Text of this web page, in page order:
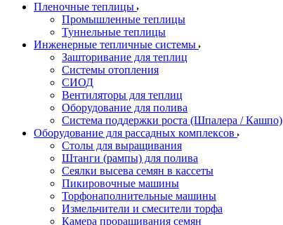
Пленочные теплицы
Промышленные теплицы
Туннельные теплицы
Инженерные тепличные системы
Зашторивание для теплиц
Системы отопления
СИОД
Вентиляторы для теплиц
Оборудование для полива
Система поддержки роста (Шпалера / Кашпо)
Оборудование для рассадных комплексов
Столы для выращивания
Штанги (рампы) для полива
Сеялки высева семян в кассеты
Пикировочные машины
Торфонаполнительные машины
Измельчители и смесители торфа
Камера проращивания семян